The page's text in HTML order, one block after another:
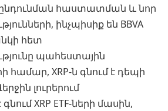
հաստատման և նոր
ինչպիսիք են BBVA
հետ
պահեստային
համար, XRP-ն գնում է դեպի
լուրերում
XRP ETF-ների մասին,